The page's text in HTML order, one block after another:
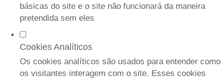
básicas do site e o site não funcionará da maneira
pretendida sem eles
Cookies Analíticos
Os cookies analíticos são usados para entender como
os visitantes interagem com o site. Esses cookies